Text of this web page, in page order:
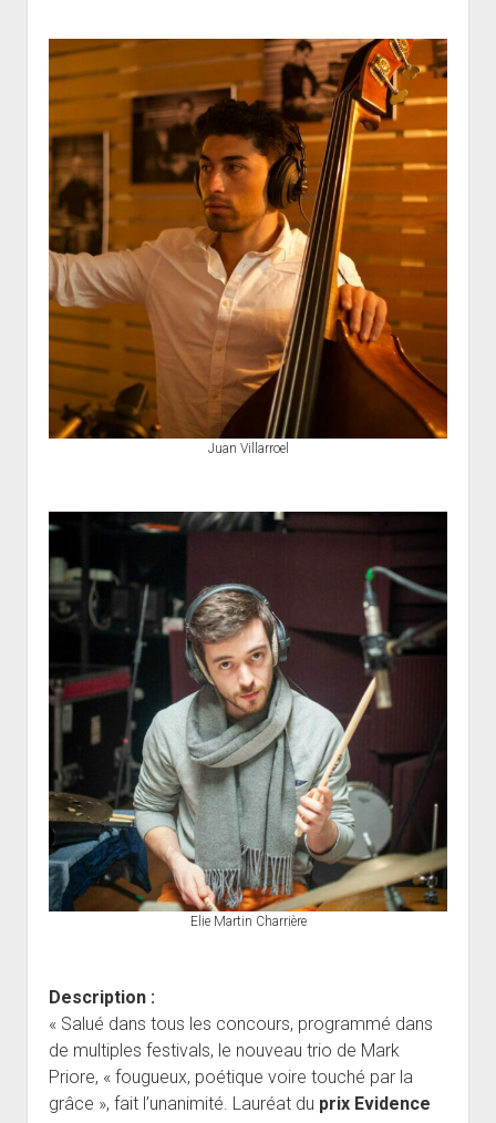
Juan Villarroel
Elie Martin Charrière
Description :
« Salué dans tous les concours, programmé dans
de multiples festivals, le nouveau trio de Mark
Priore, « fougueux, poétique voire touché par la
grâce », fait l’unanimité. Lauréat du prix Evidence